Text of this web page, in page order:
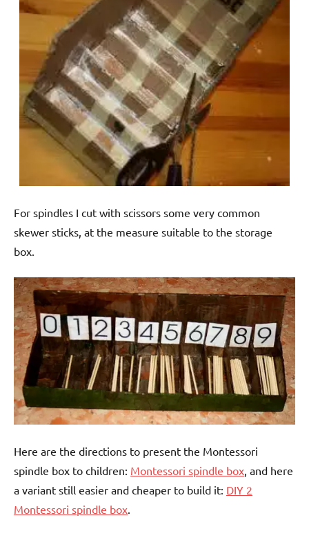
For spindles I cut with scissors some very common
skewer sticks, at the measure suitable to the storage
box.
Here are the directions to present the Montessori
spindle box to children: Montessori spindle box , and here
a variant still easier and cheaper to build it: DIY 2
Montessori spindle box